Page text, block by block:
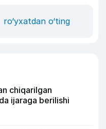
ro‘yxatdan o‘ting
chiqarilgan
ijaraga berilishi